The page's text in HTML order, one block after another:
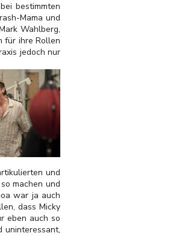
bestimmten
Mama und
Wahlberg,
für ihre Rollen
jedoch nur
und
machen und
war ja auch
dass Micky
eben auch so
uninteressant,